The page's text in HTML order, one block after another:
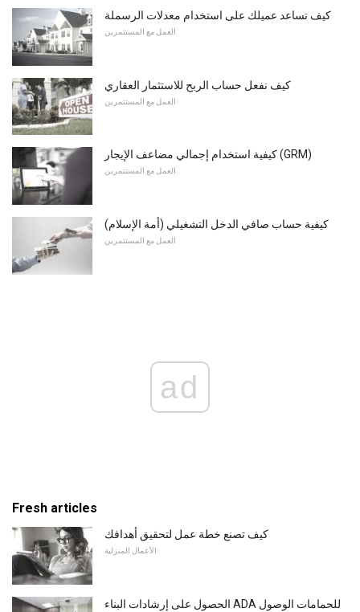
كيف تساعد عميلك على استخدام معدلات الرسملة
العمل مع المستثمرين
كيف نفعل حساب الربح للاستثمار العقاري
العمل مع المستثمرين
كيفية استخدام إجمالي مضاعف الإيجار (GRM)
العمل مع المستثمرين
كيفية حساب صافي الدخل التشغيلي (أمة الإسلام)
العمل مع المستثمرين
ad
Fresh articles
كيف تصنع خطة عمل لتحقيق أهدافك
الأعمال المنزلية
الحصول على إرشادات البناء ADA للحمامات الوصول